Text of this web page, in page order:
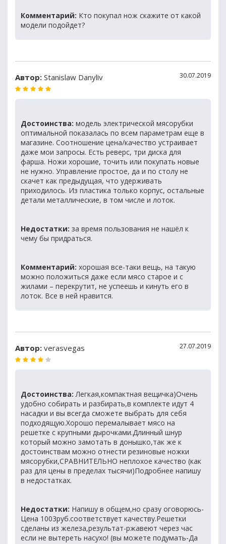
Комментарий: Кто покупал нож скажите от какой
модели подойдет?
Автор: Stanislaw Danyliv 30.07.2019
Достоинства: модель электрической мясорубки
оптимальной показалась по всем параметрам еще в
магазине. Соотношение цена/качество устраивает
даже мои запросы. Есть реверс, три диска для
фарша. Ножи хорошие, точить или покупать новые
не нужно. Управление простое, да и по столу не
скачет как предыдущая, что удерживать
приходилось. Из пластика только корпус, остальные
детали металлические, в том числе и лоток.
Недостатки: за время пользования не нашёл к
чему бы придраться.
Комментарий: хорошая все-таки вещь, на такую
можно положиться даже если мясо старое и с
жилами – перекрутит, не успеешь и кинуть его в
лоток. Все в ней нравится.
Автор: verasvegas 27.07.2019
Достоинства: Легкая,компактная вещичка)Очень
удобно собирать и разбирать,в комплекте идут 4
насадки и вы всегда сможете выбрать для себя
подходящую.Хорошо перемалывает мясо на
решетке с крупными дырочками.Длинный шнур
который можно замотать в донышко,так же к
достоинствам можно отнести резиновые ножки
мясорубки,СРАВНИТЕЛЬНО неплохое качество (как
раз для цены в пределах тысячи)Подробнее напишу
в недостатках.
Недостатки: Напишу в общем,но сразу оговорюсь-
Цена 1003руб.соответствует качеству.Решетки
сделаны из железа,результат-ржавеют через час
если не вытереть насухо! (вы можете подумать-Да